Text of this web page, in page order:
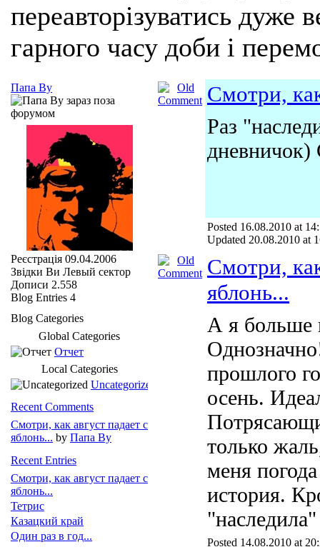
переавторізуватись
гарного часу доби і
Смотри,
Раз
Posted 16.08.2010 at
Updated 20.08.2010 at
Смотри,
яблонь...
А я больше
прошлого
осень.
только
меня
история.
Posted 14.08.2010 at
Папа Ву
Реєстрація 09.04.2006
Звідки Ви Левый сектор
Дописи 2.558
Blog Entries 4
Blog Categories
Global Categories
Отчет
Local Categories
Uncategorized
Recent Comments
Смотри, как август падает с
яблонь... by Папа Ву
Recent Entries
Смотри, как август падает с
яблонь...
Тетрис
Казацкий край
Один раз в год...